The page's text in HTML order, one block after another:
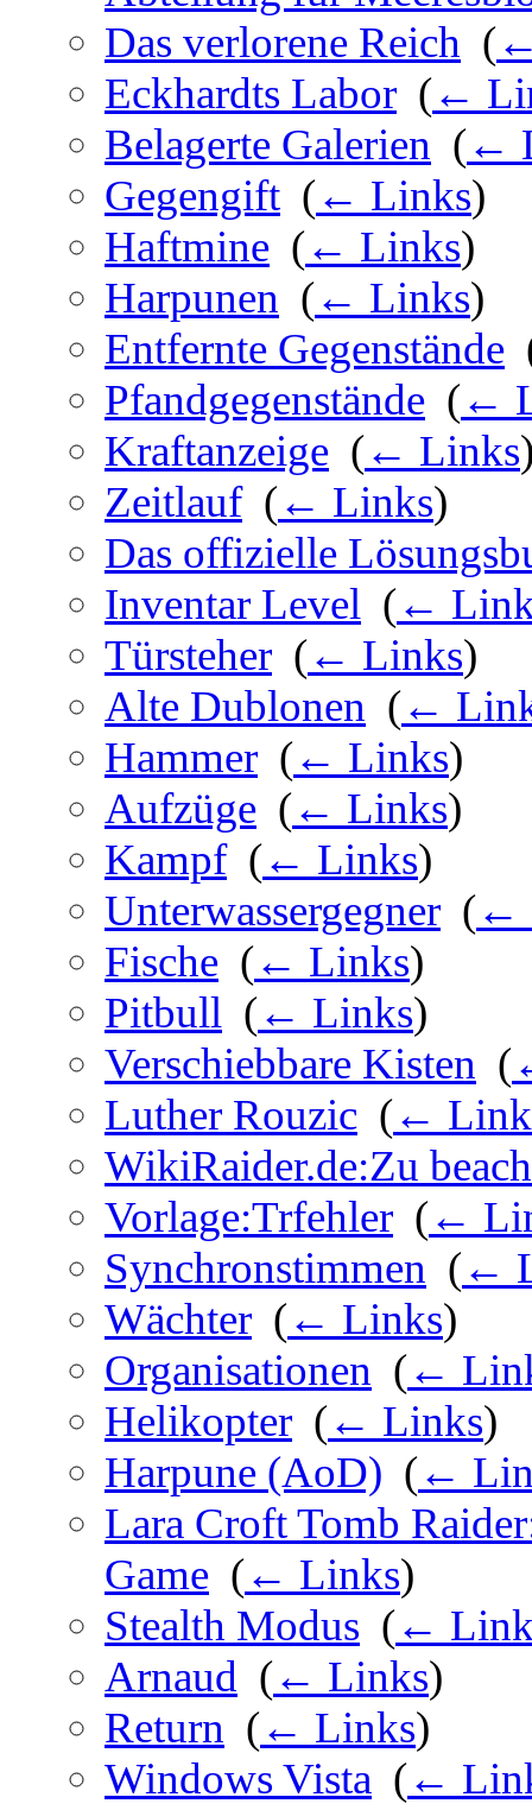
Das verlorene Reich (
Eckhardts Labor (←
Belagerte Galerien (←
Gegengift (← Links)
Haftmine (← Links)
Harpunen (← Links)
Entfernte Gegenstände
Pfandgegenstände (←
Kraftanzeige (← Links
Zeitlauf‎ (← Links)
Das offizielle
Inventar Level (←
Türsteher (← Links)
Alte Dublonen (←
Hammer (← Links)
Aufzüge (← Links)
Kampf‎ (← Links)
Unterwassergegner (←
Fische (← Links)
Pitbull (← Links)
Verschiebbare Kisten (
Luther Rouzic (←
WikiRaider.de:Zu
Vorlage:Trfehler (←
Synchronstimmen (←
Wächter (← Links)
Organisationen (←
Helikopter (← Links)
Harpune (AoD) (←
Lara Croft Tomb
Game (← Links)
Stealth Modus (←
Arnaud (← Links)
Return (← Links)
Windows Vista (←